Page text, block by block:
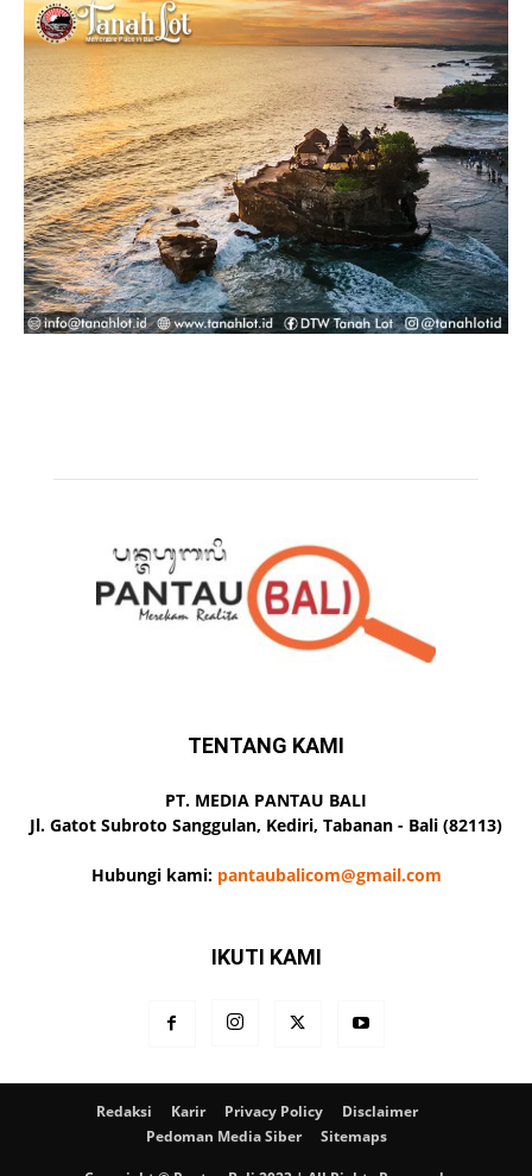
TENTANG KAMI
PT. MEDIA PANTAU BALI
Jl. Gatot Subroto Sanggulan, Kediri, Tabanan - Bali (82113)
Hubungi kami: pantaubalicom@gmail.com
IKUTI KAMI
Redaksi Karir Privacy Policy
Disclaimer
Pedoman Media Siber
Sitemaps